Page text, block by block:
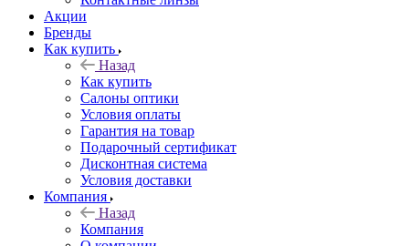
Акции
Бренды
Как купить
Назад
Как купить
Салоны оптики
Условия оплаты
Гарантия на товар
Подарочный сертификат
Дисконтная система
Условия доставки
Компания
Назад
Компания